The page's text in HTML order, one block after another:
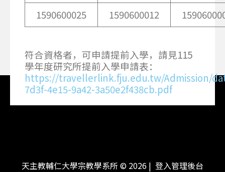
1590600025
1590600012
符合資格者，可申請提前入學，請見115
學年度研究所提前入學申請表：
https://travellerlink.fju.edu.tw/Admission/
7d3f-4e15-9a42-3a50e2f438cb.pdf
天主教輔仁大學宗教學系所 © 2026
登入管理後台